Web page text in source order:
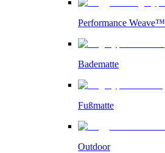
Performance Weave™
Badematte
Fußmatte
Outdoor